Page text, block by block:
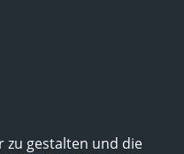
zu gestalten und die